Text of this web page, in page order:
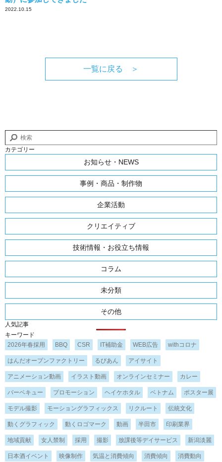
2022.10.15
一覧に戻る ＞
カテゴリー
お知らせ・NEWS
事例・商品・制作物
企業活動
クリエイティブ
技術情報・お役立ち情報
コラム
未分類
その他
人気記事
キーワード
2026年春採用
BBQ CSR IT補助金 WEB広告 withコロナ
はんだオープンファクトリー るびあん アイサイト
アニメーション動画 イラスト動画 オンラインセミナー カレー
バーベキュー プロモーション ヘイケホタル ベトナム ポスター展
モデル撮影 モーショングラフィックス リクルート 伝統文化
動くグラフィック 動くロゴマーク 動画 半田市 印刷業界
地域貢献 女人禁制 採用 撮影 放課後等デイサービス 新潟淡麗
日本酒イベント 映像制作 気温と消費傾向 消費傾向 消費動向